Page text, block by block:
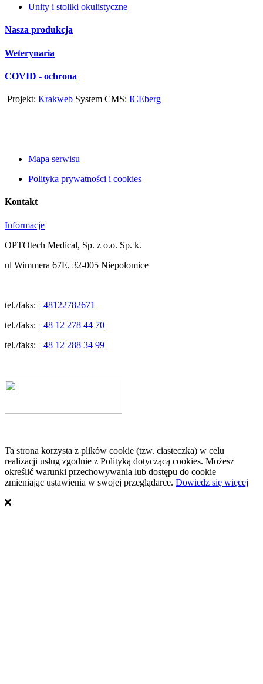
Unity i stoliki okulistyczne
Nasza produkcja
Weterynaria
COVID - ochrona
Projekt: Krakweb System CMS: ICEberg
Mapa serwisu
Polityka prywatności i cookies
Kontakt
Informacje
OPTOtech Medical, Sp. z o.o. Sp. k.
ul Wimmera 67E, 32-005 Niepołomice
tel./faks: +48122782671
tel./faks: +48 12 278 44 70
tel./faks: +48 12 288 34 99
Ta strona korzysta z plików cookie (tzw. ciasteczka) w celu
realizacji usług zgodnie z Polityką dotyczącą cookies. Możesz
określić warunki przechowywania lub dostępu do cookie
zmieniając ustawienia w swojej przeglądarce. Dowiedz się więcej